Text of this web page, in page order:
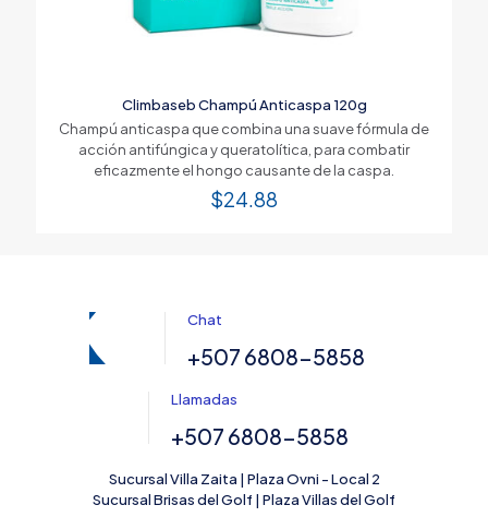
Climbaseb Champú Anticaspa 120g
Champú anticaspa que combina una suave fórmula de
acción antifúngica y queratolítica, para combatir
eficazmente el hongo causante de la caspa.
$24.88
Chat
+507 6808-5858
Llamadas
+507 6808-5858
Sucursal Villa Zaita | Plaza Ovni - Local 2
Sucursal Brisas del Golf | Plaza Villas del Golf